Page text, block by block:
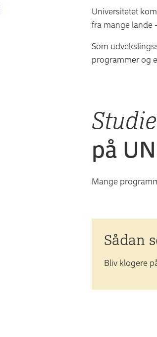
Universitetet
fra mange lande
Som
programmer og
på
Mange
Sådan
Bliv klogere